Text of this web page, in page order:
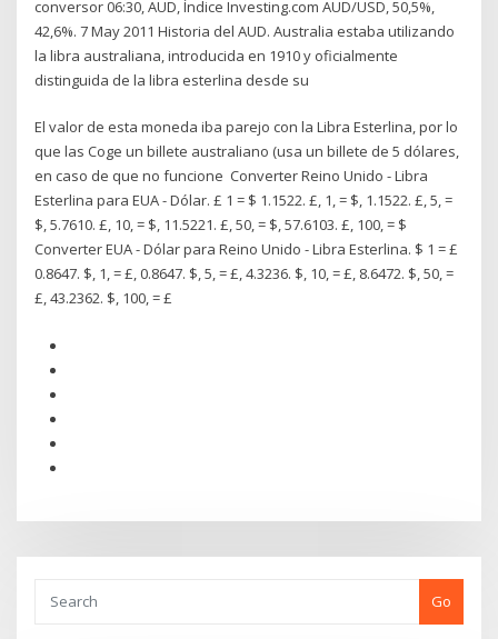
conversor 06:30, AUD, Índice Investing.com AUD/USD, 50,5%,
42,6%. 7 May 2011 Historia del AUD. Australia estaba utilizando
la libra australiana, introducida en 1910 y oficialmente
distinguida de la libra esterlina desde su
El valor de esta moneda iba parejo con la Libra Esterlina, por lo
que las Coge un billete australiano (usa un billete de 5 dólares,
en caso de que no funcione Converter Reino Unido - Libra
Esterlina para EUA - Dólar. £ 1 = $ 1.1522. £, 1, = $, 1.1522. £, 5, =
$, 5.7610. £, 10, = $, 11.5221. £, 50, = $, 57.6103. £, 100, = $
Converter EUA - Dólar para Reino Unido - Libra Esterlina. $ 1 = £
0.8647. $, 1, = £, 0.8647. $, 5, = £, 4.3236. $, 10, = £, 8.6472. $, 50, =
£, 43.2362. $, 100, = £
Go